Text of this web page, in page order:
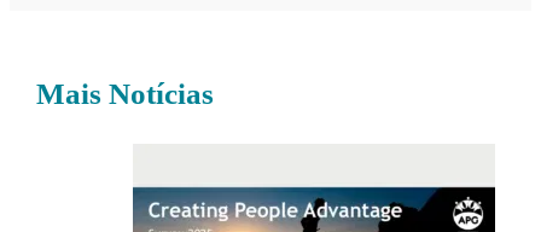
Mais Notícias